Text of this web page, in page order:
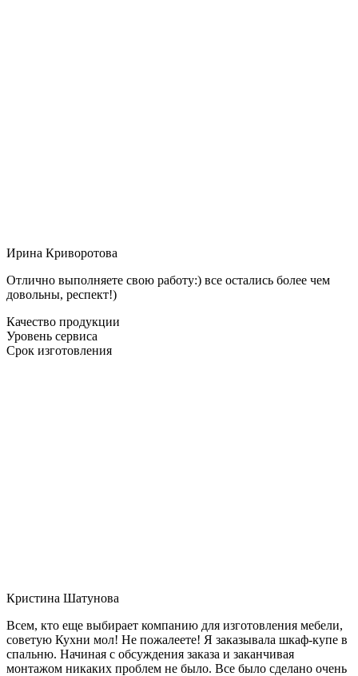
Ирина Криворотова
Отлично выполняете свою работу:) все остались более чем
довольны, респект!)
Качество продукции
Уровень сервиса
Срок изготовления
Кристина Шатунова
Всем, кто еще выбирает компанию для изготовления мебели,
советую Кухни мол! Не пожалеете! Я заказывала шкаф-купе в
спальню. Начиная с обсуждения заказа и заканчивая
монтажом никаких проблем не было. Все было сделано очень